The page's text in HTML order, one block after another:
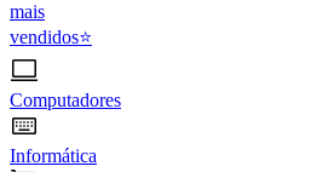
mais
vendidos⭐
Computadores
Informática